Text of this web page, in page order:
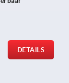
DETAILS